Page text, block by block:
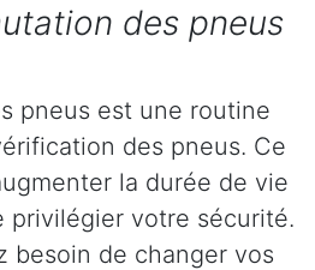
des pneus
pneus est une routine
des pneus. Ce
la durée de vie
privilégier votre sécurité.
besoin de changer vos